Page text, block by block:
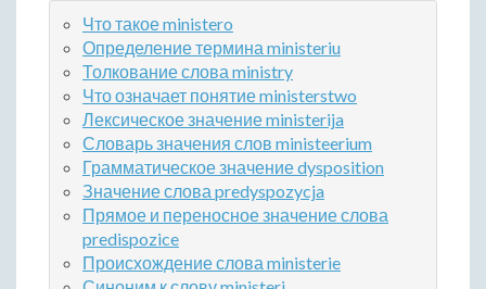
Что такое ministero
Определение термина ministeriu
Толкование слова ministry
Что означает понятие ministerstwo
Лексическое значение ministerija
Словарь значения слов ministeerium
Грамматическое значение dysposition
Значение слова predyspozycja
Прямое и переносное значение слова
predispozice
Происхождение слова ministerie